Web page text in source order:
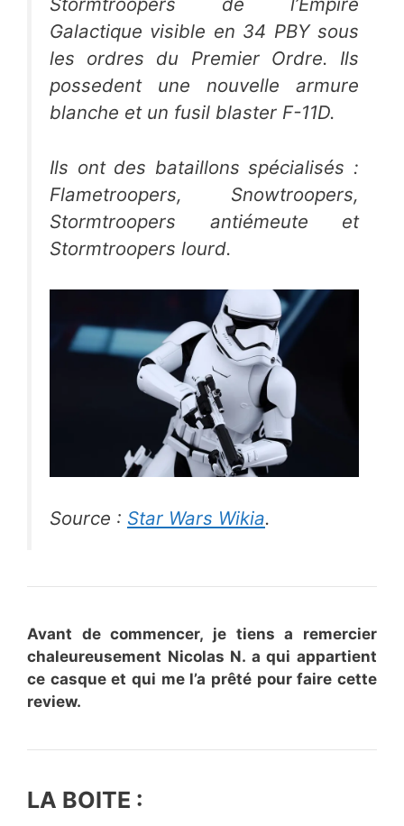
Galactique visible en 34 PBY sous
les ordres du Premier Ordre. Ils
possedent une nouvelle armure
blanche et un fusil blaster F-11D.
Ils ont des bataillons spécialisés :
Flametroopers, Snowtroopers,
Stormtroopers antiémeute et
Stormtroopers lourd.
Source : Star Wars Wikia.
Avant de commencer, je tiens a remercier
chaleureusement Nicolas N. a qui appartient
ce casque et qui me l’a prêté pour faire cette
review.
LA BOITE :